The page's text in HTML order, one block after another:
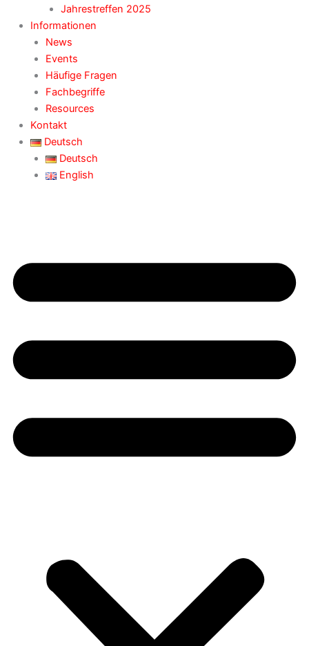
Jahrestreffen 2025
Informationen
News
Events
Häufige Fragen
Fachbegriffe
Resources
Kontakt
Deutsch
Deutsch
English